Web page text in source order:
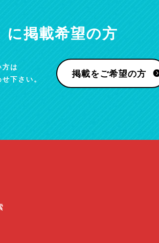
に掲載希望の方
方は
下さい。
掲載をご希望の方